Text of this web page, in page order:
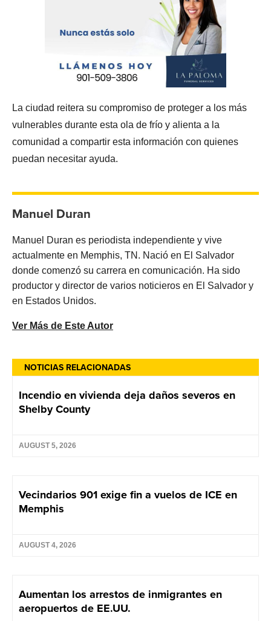
NOTICIAS RELACIONADAS
Incendio en vivienda deja daños severos en
Shelby County
AUGUST 5, 2026
Vecindarios 901 exige fin a vuelos de ICE en
Memphis
AUGUST 4, 2026
Aumentan los arrestos de inmigrantes en
aeropuertos de EE.UU.
La ciudad reitera su compromiso de proteger a los más
vulnerables durante esta ola de frío y alienta a la
comunidad a compartir esta información con quienes
puedan necesitar ayuda.
Manuel Duran
Manuel Duran es periodista independiente y vive
actualmente en Memphis, TN. Nació en El Salvador
donde comenzó su carrera en comunicación. Ha sido
productor y director de varios noticieros en El Salvador y
en Estados Unidos.
Ver Más de Este Autor